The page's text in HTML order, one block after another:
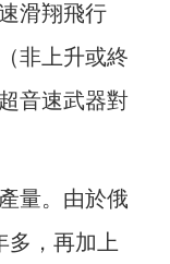
滑翔飛行
非上升或終
音速武器對
量。由於俄
多，再加上